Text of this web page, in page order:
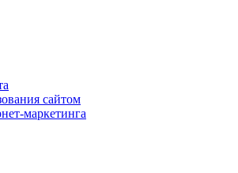
сайтом
маркетинга